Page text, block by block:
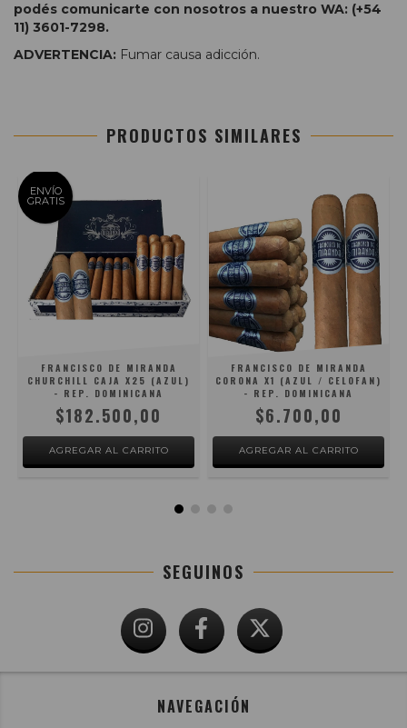
podés comunicarte con nosotros a nuestro WA: (+54
11) 3601-7298.
ADVERTENCIA: Fumar causa adicción.
PRODUCTOS SIMILARES
ENVÍO
GRATIS
FRANCISCO DE MIRANDA
CHURCHILL CAJA X25 (AZUL)
- REP. DOMINICANA
$182.500,00
FRANCISCO DE MIRANDA
CORONA X1 (AZUL / CELOFAN)
- REP. DOMINICANA
$6.700,00
SEGUINOS
NAVEGACIÓN